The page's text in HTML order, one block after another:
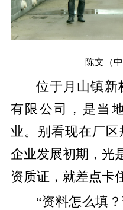
陈文（
位于月山镇新
有限公司，是当
业。别看现在厂
企业发展初期，光
资质证，就差点卡
“资料怎么填